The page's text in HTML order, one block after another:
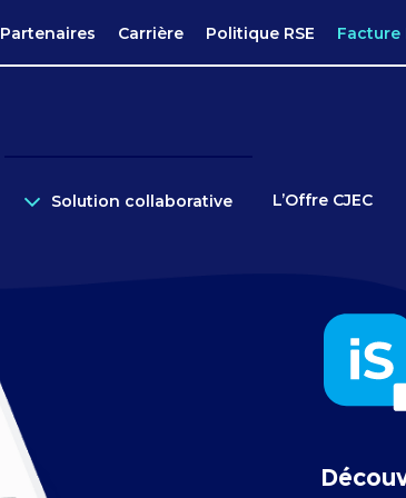
Partenaires Carrière Politique RSE Facture
Solution collaborative L’Offre CJEC